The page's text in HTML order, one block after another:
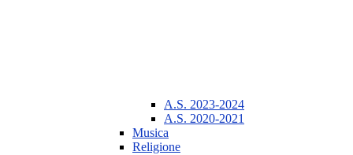
A.S. 2023-2024
A.S. 2020-2021
Musica
Religione